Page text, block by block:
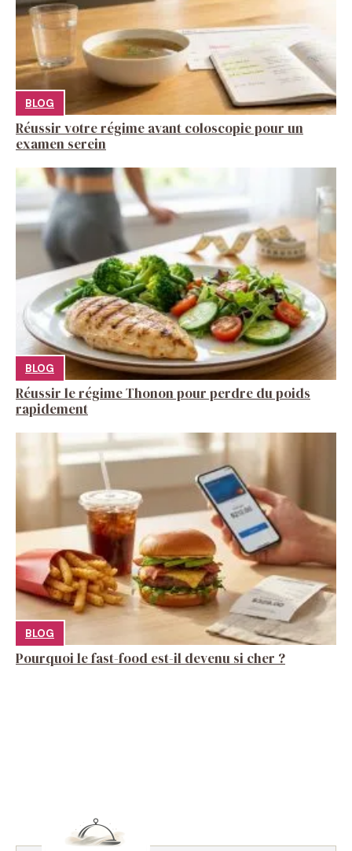
BLOG
Réussir votre régime avant coloscopie pour un
examen serein
BLOG
Réussir le régime Thonon pour perdre du poids
rapidement
BLOG
Pourquoi le fast-food est-il devenu si cher ?